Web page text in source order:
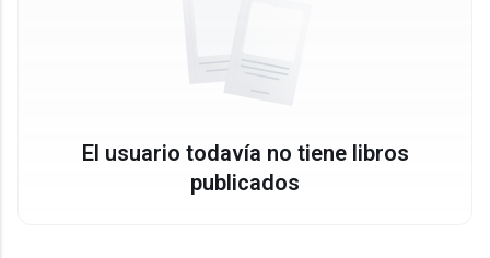
El usuario todavía no tiene libros
publicados